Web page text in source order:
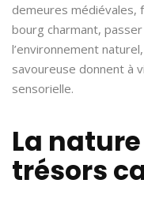
demeures médiévales,
bourg charmant,
l’environnement
savoureuse donnent à
sensorielle.
La
trésors